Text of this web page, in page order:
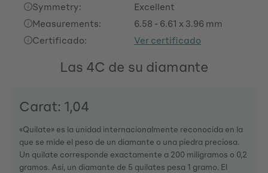
Symmetry:
Excellent
Measurements:
6.58 - 6.61 x 3.96 mm
Certificado:
Ver certificado
Las 4C de su diamante
Carat: 1,04
«Quilate» es la unidad internacionalmente reconocida en la
que se mide el peso de un diamante o una piedra preciosa.
Un quilate corresponde exactamente a 200 miligramos o 0,2
gramos. Así, un diamante de 5 quilates pesa 1 gramo. El